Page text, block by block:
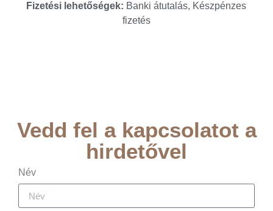
Fizetési lehetőségek: Banki átutalás, Készpénzes
fizetés
Vedd fel a kapcsolatot a
hirdetővel
Név